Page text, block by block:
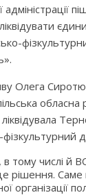
Олега
фізкультурний
тому числі й
рішення.
організації